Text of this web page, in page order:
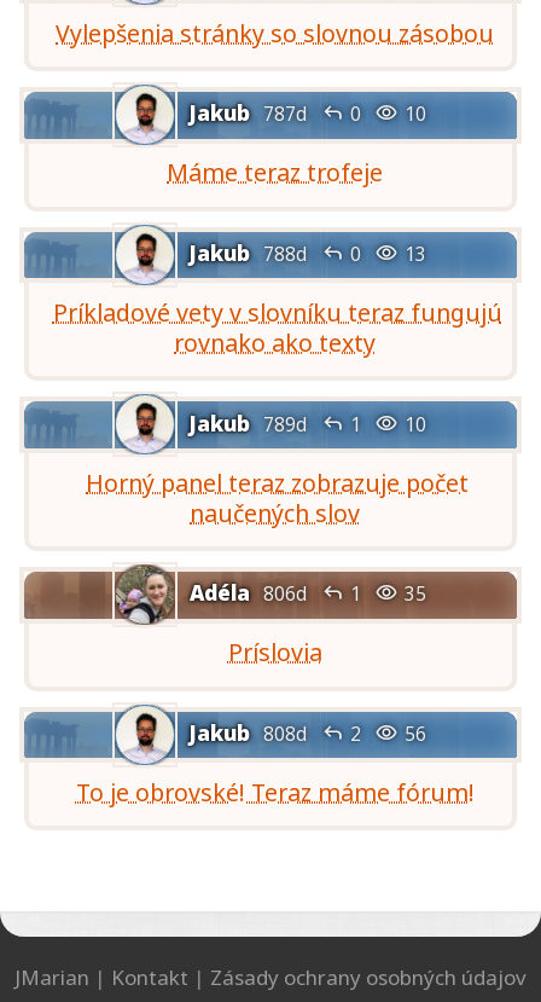
Vylepšenia stránky so slovnou zásobou
Jakub 787d  0  10
Máme teraz trofeje
Jakub 788d  0  13
Príkladové vety v slovníku teraz fungujú
rovnako ako texty
Jakub 789d  1  10
Horný panel teraz zobrazuje počet
naučených slov
Adéla 806d  1  35
Príslovia
Jakub 808d  2  56
To je obrovské! Teraz máme fórum!
JMarian | Kontakt | Zásady ochrany osobných údajov